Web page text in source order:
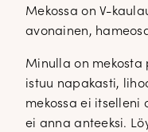
Mekossa on V-
avonainen,
Minulla on mekosta
istuu napakasti,
mekossa ei itselleni
ei anna anteeksi.